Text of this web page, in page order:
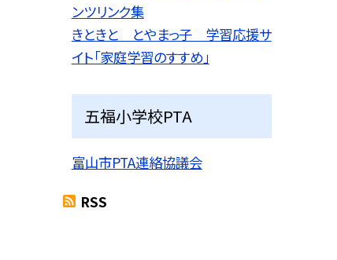
ンツリンク集
きときと とやまっ子 学習応援サ
イト「家庭学習のすすめ」
五福小学校PTA
富山市PTA連絡協議会
RSS